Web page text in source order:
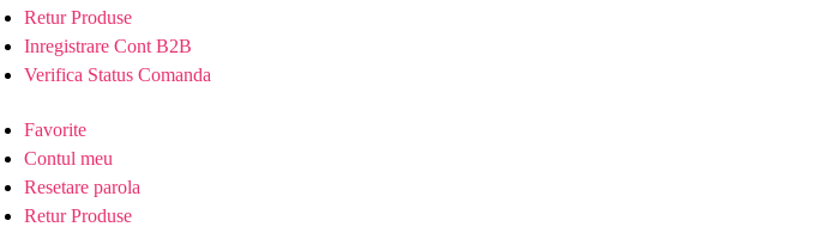
Retur Produse
Inregistrare Cont B2B
Verifica Status Comanda
Favorite
Contul meu
Resetare parola
Retur Produse